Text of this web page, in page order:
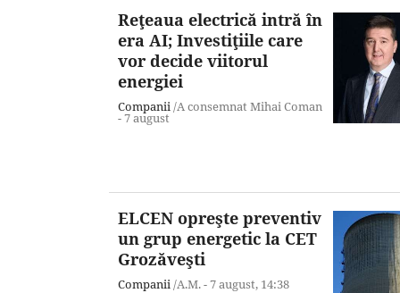
Reţeaua electrică intră în
era AI; Investiţiile care
vor decide viitorul
energiei
Companii /A consemnat Mihai Coman
-7 august
ELCEN opreşte preventiv
un grup energetic la CET
Grozăveşti
Companii /A.M. -7 august, 14:38